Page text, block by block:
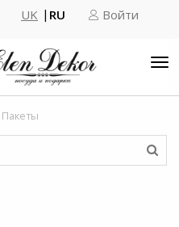
UK RU Войти
Пакеты